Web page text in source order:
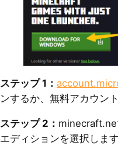
ステップ 1：
ンするか、無料アカウン
ステップ 2：
エディションを選択します